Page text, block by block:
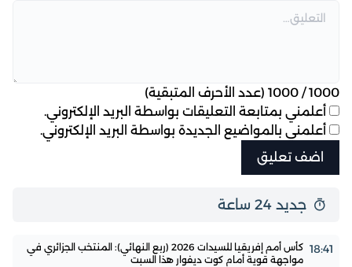
1000
/
1000 (عدد الأحرف المتبقية)
أعلمني بمتابعة التعليقات بواسطة البريد الإلكتروني.
أعلمني بالمواضيع الجديدة بواسطة البريد الإلكتروني.
جديد 24 ساعة
18:41
كأس أمم إفريقيا للسيدات 2026 (ربع النهائي): المنتخب الجزائري في
مواجهة قوية أمام كوت ديفوار هذا السبت